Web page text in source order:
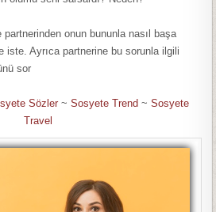
onun bununla nasıl başa
iste. Ayrıca partnerine bu sorunla ilgili
sor
Sözler ~ Sosyete Trend ~ Sosyete
Travel